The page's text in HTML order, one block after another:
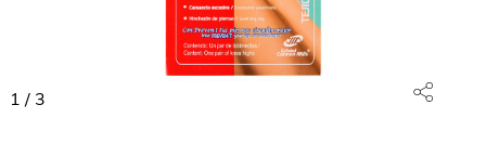
1 / 3